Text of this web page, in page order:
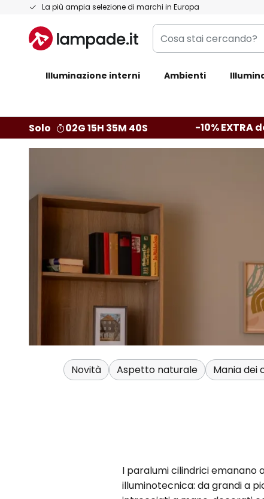
La più ampia selezione di marchi in Europa
Salta
contenuto
Cosa
stai
Illuminazione interni Ambienti
Solo 02G 15H 35M 38S -10% EXTRA
Novità Aspetto naturale Mania dei
I paralumi cilindrici
illuminotecnica: da grandi a